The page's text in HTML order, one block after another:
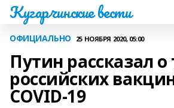
Кугарчинские вести
ОФИЦИАЛЬНО 25 НОЯБРЯ 2020, 05:00
Путин рассказал о
российских
COVID-19